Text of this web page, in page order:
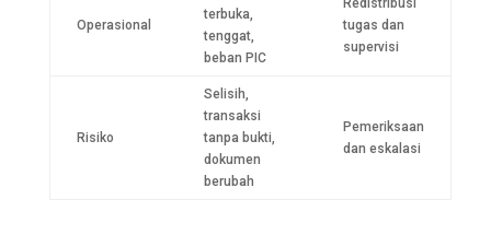
Operasional
terbuka,
tenggat,
beban PIC
tugas dan
supervisi
Risiko
Selisih,
transaksi
tanpa bukti,
dokumen
berubah
Pemeriksaan
dan eskalasi